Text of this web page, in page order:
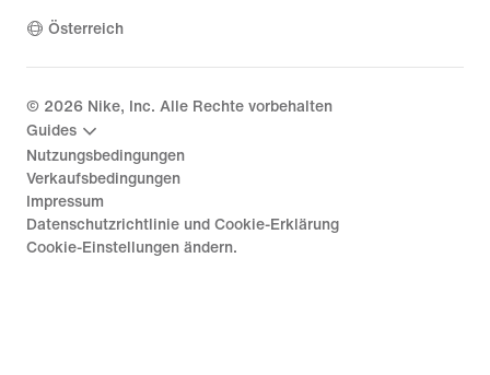
Österreich
© 2026 Nike, Inc. Alle Rechte vorbehalten
Guides
Nutzungsbedingungen
Verkaufsbedingungen
Impressum
Datenschutzrichtlinie und Cookie-Erklärung
Cookie-Einstellungen ändern.